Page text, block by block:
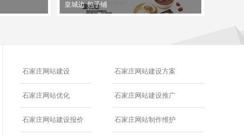
皇城边 包子铺
石家庄网站建设
石家庄网站优化
石家庄网站建设报价
石家庄网站建设方案
石家庄网站建设推广
石家庄网站制作维护